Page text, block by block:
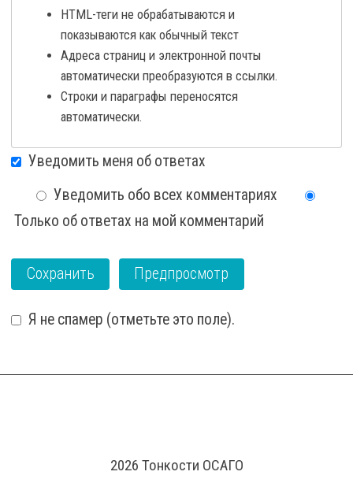
HTML-теги не обрабатываются и
показываются как обычный текст
Адреса страниц и электронной почты
автоматически преобразуются в ссылки.
Строки и параграфы переносятся
автоматически.
Уведомить меня об ответах
Уведомить обо всех комментариях
Только об ответах на мой комментарий
Я не спамер (отметьте это поле).
2026 Тонкости ОСАГО